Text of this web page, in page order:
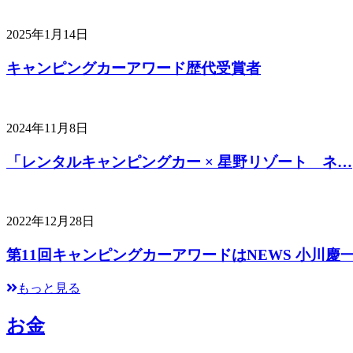
2025年1月14日
キャンピングカーアワード歴代受賞者
2024年11月8日
「レンタルキャンピングカー × 星野リゾート ネ…
2022年12月28日
第11回キャンピングカーアワードはNEWS 小川慶
もっと見る
お金